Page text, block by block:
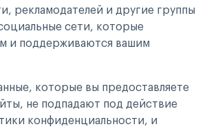
рекламодателей и другие группы
сети, которые
и поддерживаются вашим
которые вы предоставляете
не подпадают под действие
конфиденциальности, и